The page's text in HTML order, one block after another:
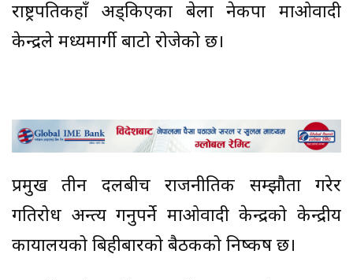
राष्ट्रपतिकहाँ अड्किएका बेला नेकपा माओवादी
केन्द्रले मध्यमार्गी बाटो रोजेको छ।
प्रमुख तीन दलबीच राजनीतिक सम्झौता गरेर
गतिरोध अन्त्य गर्नुपर्ने माओवादी केन्द्रको केन्द्रीय
कार्यालयको बिहीबारको बैठकको निष्कर्ष छ।